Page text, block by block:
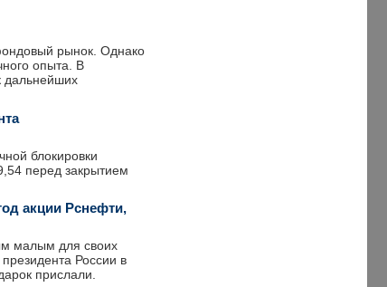
рынок. Однако
опыта. В
дальнейших
блокировки
перед закрытием
акции Рснефти,
малым для своих
России в
прислали.